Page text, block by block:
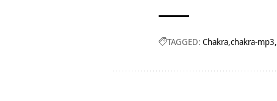
TAGGED: Chakra chakra-mp3